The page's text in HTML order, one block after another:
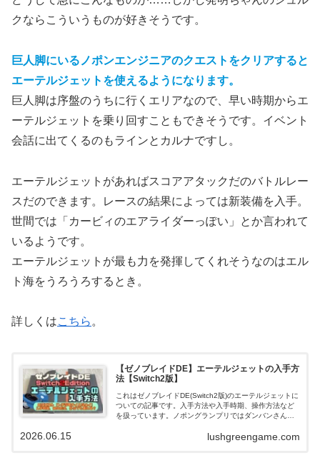
クならこういうものが好きそうです。
巨人脚にいるノポンエンジニアのクエストをクリアすると
エーテルジェットを使えるようになります。
巨人脚は序盤のうちに行くエリアなので、早い時期からエ
ーテルジェットを乗り回すこともできそうです。イベント
会話に出てくるのもラインとカルナですし。
エーテルジェットがあればスコアアタックだのバトルレー
スだのできます。レースの結果によっては新装備を入手。
世間では「カービィのエアライダーっぽい」とか言われて
いるようです。
エーテルジェットが最も力を発揮してくれそうなのはエル
ト海をうろうろするとき。
詳しくはこちら 。
【ゼノブレイドDE】エーテルジェットの入手方
法【Switch2版】
これはゼノブレイドDE(Switch2版)のエーテルジェットに
ついての記事です。入手方法や入手時期、操作方法など
を扱っています。ノポングランプリではダンバンさんが
けど本来はこういう人なのかも。lushgreengame.com
2026.06.15